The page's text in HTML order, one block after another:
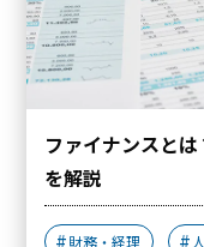
ファイナンスと
を解説
財務・経理